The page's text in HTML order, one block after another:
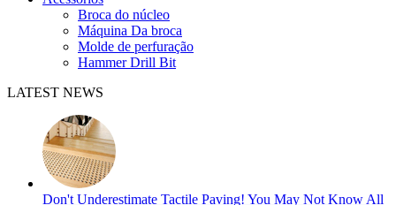
Broca do núcleo
Máquina Da broca
Molde de perfuração
Hammer Drill Bit
LATEST NEWS
Don't Underestimate Tactile Paving! You May Not Know All